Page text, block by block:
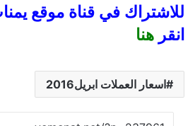
للاشتراك في قناة موقع
انقر هنا
اسعار العملات ابريل2016